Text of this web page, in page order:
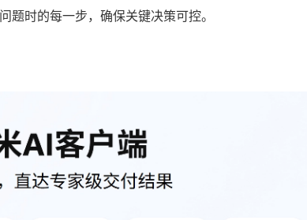
题时的每一步，确保关键决策可控。